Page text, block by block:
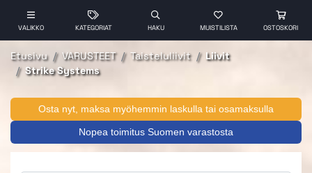
VALIKKO KATEGORIAT HAKU MUISTILISTA OSTOSKORI
Etusivu VARUSTEET Taisteluliivit
Liivit
Strike Systems
Osta nyt, maksa myöhemmin laskulla tai osamaksulla
Nopea toimitus Suomen varastosta